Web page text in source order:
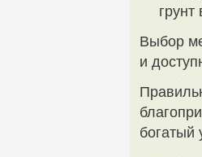
Выбор
и
богатый